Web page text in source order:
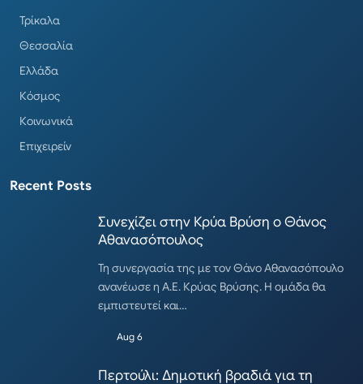
Τρίκαλα
Θεσσαλία
Ελλάδα
Κόσμος
Κοινωνικά
Επιχειρείν
Recent Posts
Συνεχίζει στην Κρύα Βρύση ο Θάνος
Αθανασόπουλος
Τη συνεργασία της με τον Θάνο Αθανασόπουλο
ανανέωσε η Α.Ε. Κρύας Βρύσης. Η ομάδα θα
εμπιστευτεί και…
Aug 6
Περτούλι: Δημοτική βραδιά για τη